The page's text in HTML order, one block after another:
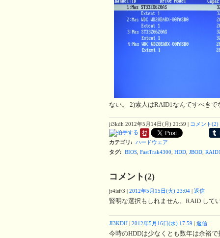
ない。 2)素人はRAID1なんてすべきで
ji3kdh 2012年5月14日(月) 21:59 | コメント(2)
カテゴリ : ハードウェア
タグ: BIOS, FastTrak4300 HDD, JBOD,
コメント(2)
jr4isf/3 | 2012年5月15日(火) 23:04 | 返信
賢明な選択もしれません。RAID して
JI3KDH | 2012年5月16日(水) 17:59 | 返信
今時のHDDは少なくとも数年は余裕